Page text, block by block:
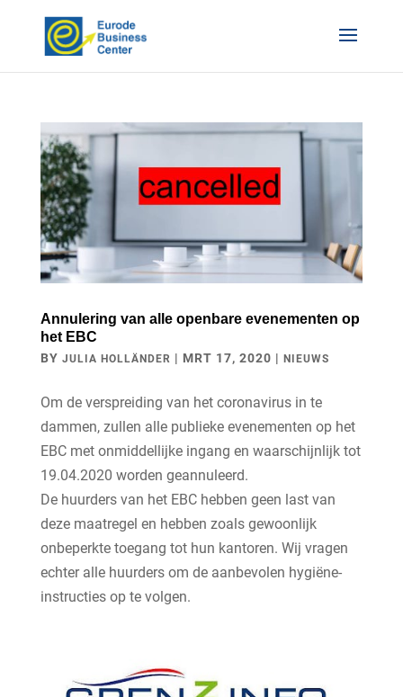
Annulering van alle openbare evenementen op
het EBC
BY JULIA HOLLÄNDER | MRT 17, 2020 | NIEUWS
Om de verspreiding van het coronavirus in te
dammen, zullen alle publieke evenementen op het
EBC met onmiddellijke ingang en waarschijnlijk tot
19.04.2020 worden geannuleerd.
De huurders van het EBC hebben geen last van
deze maatregel en hebben zoals gewoonlijk
onbeperkte toegang tot hun kantoren. Wij vragen
echter alle huurders om de aanbevolen hygiëne-
instructies op te volgen.